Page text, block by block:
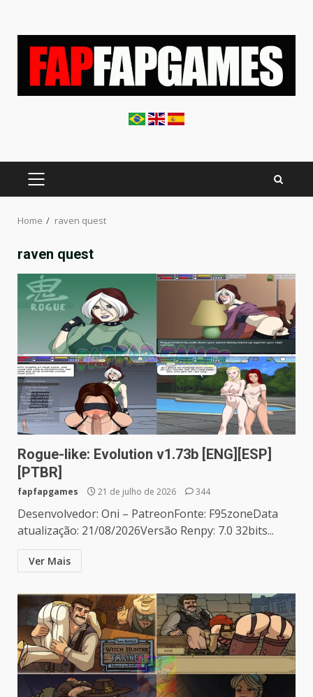
PRIMARY
MENU
Home raven quest
raven quest
Rogue-like: Evolution v1.73b [ENG][ESP]
[PTBR]
fapfapgames 21 de julho de 2026 344
Desenvolvedor: Oni – PatreonFonte: F95zoneData
atualização: 21/08/2026Versão Renpy: 7.0 32bits...
Ver Mais